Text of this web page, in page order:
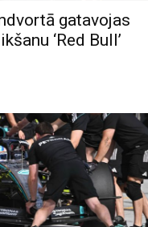
gatavojas
‘Red Bull’